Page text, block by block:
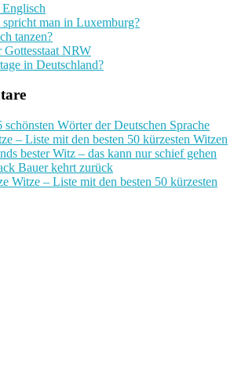
spricht man in Luxemburg?
tanzen?
NRW
in Deutschland?
schönsten Wörter der Deutschen Sprache
– Liste mit den besten 50 kürzesten Witzen
bester Witz – das kann nur schief gehen
Bauer kehrt zurück
Witze – Liste mit den besten 50 kürzesten